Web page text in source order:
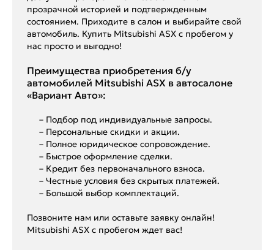
прозрачной историей и подтвержденным
состоянием. Приходите в салон и выбирайте свой
автомобиль. Купить Mitsubishi ASX с пробегом у
нас просто и выгодно!
Преимущества приобретения б/у
автомобилей Mitsubishi ASX в автосалоне
«Вариант Авто»:
– Подбор под индивидуальные запросы.
– Персональные скидки и акции.
– Полное юридическое сопровождение.
– Быстрое оформление сделки.
– Кредит без первоначального взноса.
– Честные условия без скрытых платежей.
– Большой выбор комплектаций.
Позвоните нам или оставьте заявку онлайн!
Mitsubishi ASX с пробегом ждет вас!